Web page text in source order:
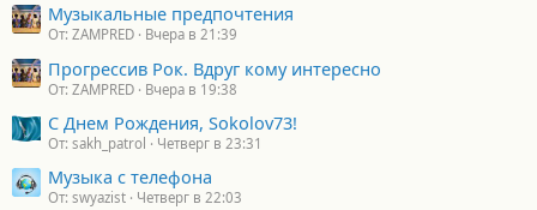
Музыкальные предпочтения
От: ZAMPRED Вчера в 21:39
Прогрессив Рок. Вдруг кому интересно
От: ZAMPRED Вчера в 19:38
С Днем Рождения, Sokolov73!
От: sakh_patrol Четверг в 23:31
Музыка с телефона
От: swyazist Четверг в 22:03